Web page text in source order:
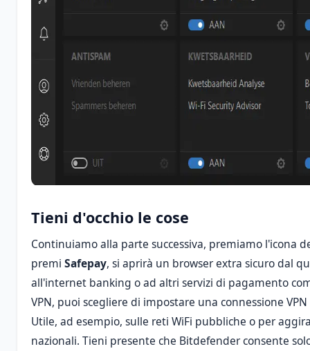
Tieni d'occhio le cose
Continuiamo alla parte successiva, premiamo l'icona
premi Safepay, si aprirà un browser extra sicuro dal
all'internet banking o ad altri servizi di pagamento
VPN, puoi scegliere di impostare una connessione
Utile, ad esempio, sulle reti WiFi pubbliche o per
nazionali. Tieni presente che Bitdefender consente